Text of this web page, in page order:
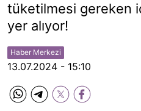
tüketilmesi gereken
yer alıyor!
Haber Merkezi
13.07.2024 - 15:10